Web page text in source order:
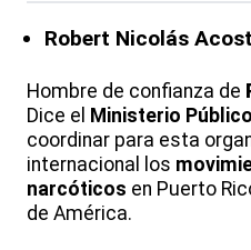
Robert Nicolás
Hombre de confianza de
Dice el Ministerio Público
coordinar para esta
internacional los
narcóticos en Puerto
de América.